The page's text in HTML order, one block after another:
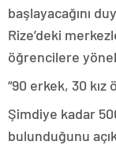
başlayacağını
Rize’deki
öğrencilere
“90 erkek, 30 kız
Şimdiye kadar
bulunduğunu